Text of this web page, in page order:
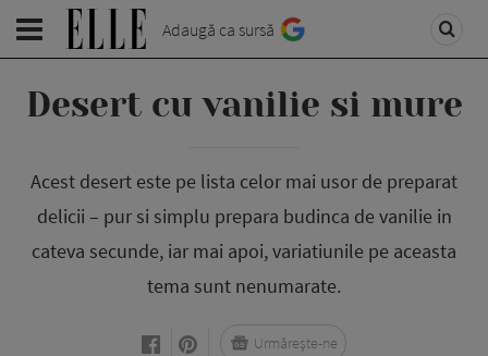
Adaugă ca sursă
Desert cu vanilie si mure
Acest desert este pe lista celor mai usor de preparat
delicii – pur si simplu prepara budinca de vanilie in
cateva secunde, iar mai apoi, variatiunile pe aceasta
tema sunt nenumarate.
Urmărește-ne